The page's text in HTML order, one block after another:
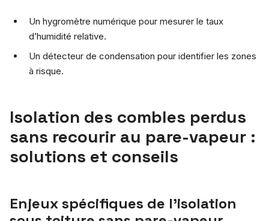
Un hygromètre numérique pour mesurer le taux
d’humidité relative.
Un détecteur de condensation pour identifier les zones
à risque.
Isolation des combles perdus
sans recourir au pare-vapeur :
solutions et conseils
Enjeux spécifiques de l’isolation